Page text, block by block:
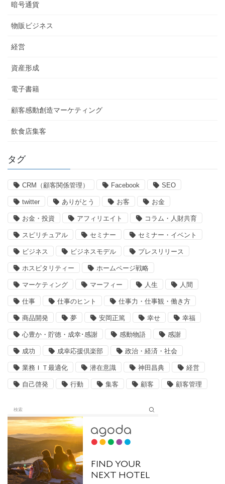
暗号通貨
物販ビジネス
経営
資産形成
電子書籍
顧客感動創造マーケティング
飲食店集客
タグ
CRM（顧客関係管理） Facebook SEO
twitter ありがとう お客 お金
お金・投資 アフィリエイト コラム・人財共育
スピリチュアル セミナー セミナー・イベント
ビジネス ビジネスモデル プレスリリース
ホスピタリティー ホームページ戦略
マーケティング マーフィー 人生 人間
仕事 仕事のヒント 仕事力・仕事観・働き方
商品開発 夢 安岡正篤 幸せ 幸福
心豊か・貯徳・成幸･感謝 感動物語 感謝
成功 成幸応援倶楽部 政治・経済・社会
業務ＩＴ最適化 潜在意識 神田昌典 経営
自己啓発 行動 集客 顧客 顧客管理